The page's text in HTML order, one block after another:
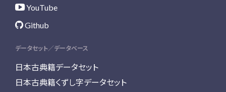
YouTube
Github
データセット／データベース
日本古典籍データセット
日本古典籍くずし字データセット